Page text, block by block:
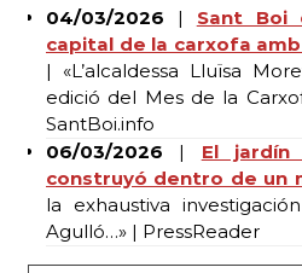
04/03/2026 | Sant Boi
capital de la carxofa
| «L’alcaldessa Lluïsa
edició del Mes de la
SantBoi.info
06/03/2026 | El jardín
construyó dentro de un
la exhaustiva
Agulló…» | PressReader